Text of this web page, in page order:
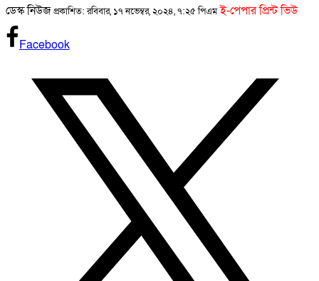
ডেস্ক নিউজপ্রকাশিত: রবিবার, ১৭ নভেম্বর, ২০২৪, ৭:২৫ পিএম ই-পেপার প্রিন্ট ভিউ
Facebook